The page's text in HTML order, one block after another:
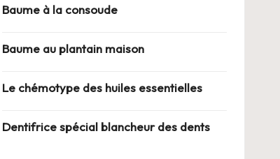
Baume à la consoude
Baume au plantain maison
Le chémotype des huiles essentielles
Dentifrice spécial blancheur des dents